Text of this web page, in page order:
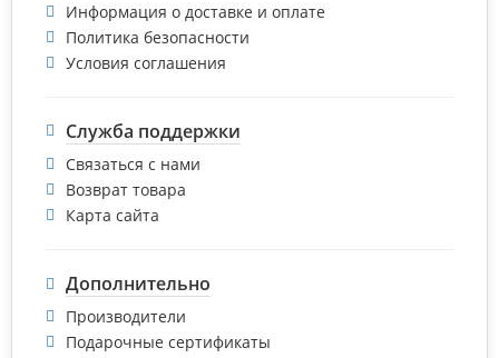
Информация о доставке и оплате
Политика безопасности
Условия соглашения
Служба поддержки
Связаться с нами
Возврат товара
Карта сайта
Дополнительно
Производители
Подарочные сертификаты